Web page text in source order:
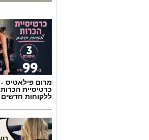
מרום פילאטיס -
כרטיסיית הכרות
ללקוחות חדשים